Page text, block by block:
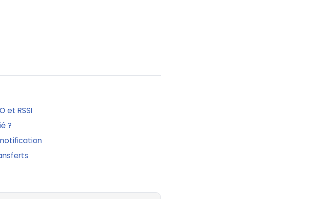
et RSSI
?
notification